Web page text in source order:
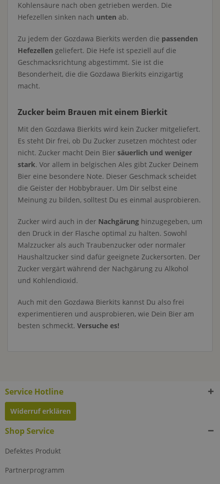
Kohlensäure nach oben getrieben werden. Die
Hefezellen sinken nach unten ab.
Zu jedem der Gozdawa Bierkits werden die passenden
Hefezellen geliefert. Die Hefe ist speziell auf die
Geschmacksrichtung abgestimmt. Sie ist die
Besonderheit, die die Gozdawa Bierkits einzigartig
macht.
Zucker beim Brauen mit einem Bierkit
Mit den Gozdawa Bierkits wird kein Zucker mitgeliefert.
Es steht Dir frei, ob Du Zucker zusetzen möchtest oder
nicht. Zucker macht Dein Bier säuerlich und weniger
stark. Vor allem in belgischen Ales gibt Zucker Deinem
Bier eine besondere Note. Dieser Geschmack scheidet
die Geister der Hobbybrauer. Um Dir selbst eine
Meinung zu bilden, solltest Du es einmal ausprobieren.
Zucker wird auch in der Nachgärung hinzugegeben, um
den Druck in der Flasche optimal zu halten. Sowohl
Malzzucker als auch Traubenzucker oder normaler
Haushaltzucker sind dafür geeignete Zuckersorten. Der
Zucker vergärt während der Nachgärung zu Alkohol
und Kohlendioxid.
Auch mit den Gozdawa Bierkits kannst Du also frei
experimentieren und ausprobieren, wie Dein Bier am
besten schmeckt. Versuche es!
Service Hotline
Widerruf erklären
Shop Service
Defektes Produkt
Partnerprogramm